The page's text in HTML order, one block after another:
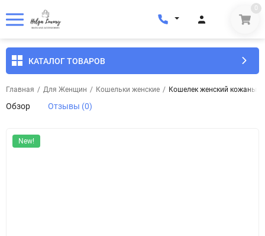
0
КАТАЛОГ ТОВАРОВ
Главная / Для Женщин / Кошельки женские / Кошелек женский кожаный
Обзор Отзывы (0)
New!